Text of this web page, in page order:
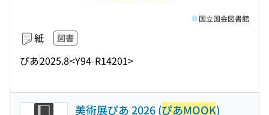
紙 図書
ぴあ2025.8<Y94-R14201>
国立国会図書館
美術展ぴあ 2026 (ぴあMOOK)